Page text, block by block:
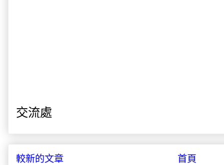
交流處
較新的文章 首頁